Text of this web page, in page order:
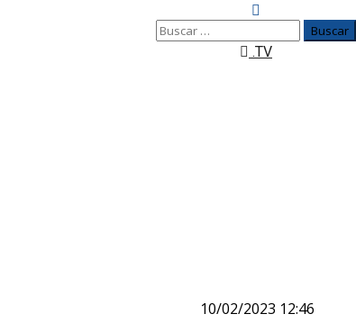
Buscar:
.TV
son niños menores de 12 años, indicó el
10/02/2023 12:46